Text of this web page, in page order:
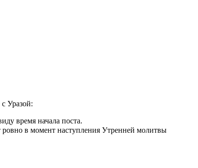
Уразой:
время начала поста.
ровно в момент наступления Утренней молитвы